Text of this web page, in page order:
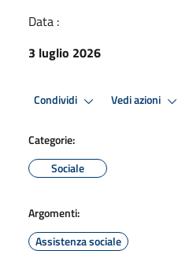
Data :
3 luglio 2026
Condividi Vedi azioni
Categorie:
Sociale
Argomenti:
Assistenza sociale